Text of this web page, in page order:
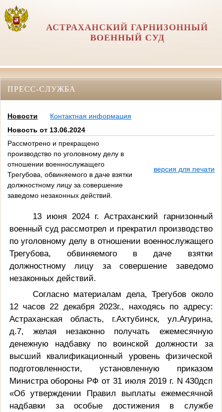
АСТРАХАНСКИЙ ГАРНИЗОННЫЙ
ВОЕННЫЙ СУД
ПРЕСС-СЛУЖБА
Новости
Контактная информация
Новость от 13.06.2024
Рассмотрено и прекращено
производство по уголовному делу в
отношении военнослужащего
Трегубова, обвиняемого в даче взятки
должностному лицу за совершение
заведомо незаконных действий.
версия для печати
13 июня 2024 г. Астраханский гарнизонный
военный суд рассмотрел и прекратил производство
по уголовному делу в отношении военнослужащего
Трегубова, обвиняемого в даче взятки
должностному лицу за совершение заведомо
незаконных действий.
Согласно материалам дела, Трегубов около
12 часов 22 декабря 2023г., находясь по адресу:
Астраханская область, г.Ахтубинск, ул.Агурина,
д.7, желая незаконно получать ежемесячную
денежную надбавку по воинской должности за
высший квалификационный уровень физической
подготовленности, установленную приказом
Министра обороны РФ от 31 июля 2019 г. N 430дсп
«Об утверждении Правил выплаты ежемесячной
надбавки за особые достижения в службе